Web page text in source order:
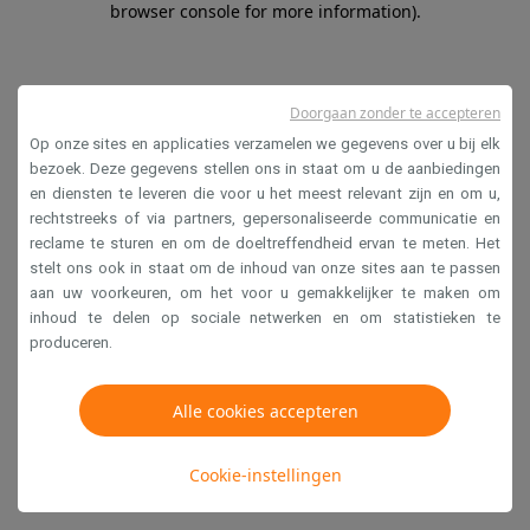
browser console for more information).
Op onze sites en applicaties verzamelen we gegevens over u bij elk
bezoek. Deze gegevens stellen ons in staat om u de aanbiedingen
en diensten te leveren die voor u het meest relevant zijn en om u,
rechtstreeks of via partners, gepersonaliseerde communicatie en
reclame te sturen en om de doeltreffendheid ervan te meten. Het
stelt ons ook in staat om de inhoud van onze sites aan te passen
aan uw voorkeuren, om het voor u gemakkelijker te maken om
inhoud te delen op sociale netwerken en om statistieken te
produceren.
Alle cookies accepteren
Cookie-instellingen
Doorgaan zonder te accepteren